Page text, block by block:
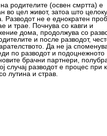
родителите (освен смртта) е
во цел живот, затоа што
Разводот не е еднократен
и трае. Почнува со кавги и
дома, продолжува со
и после разводот,
Да не ја
по разводот и подоцнежното
брачни партнери,
случај разводот е процес при
лутина и страв.